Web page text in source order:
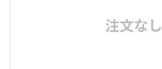
注文なし